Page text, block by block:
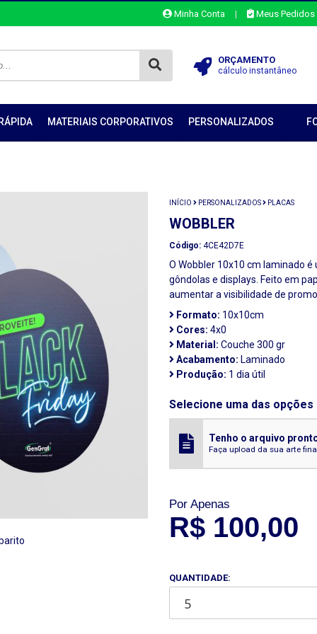
Minha Conta | Meus Pedidos
ORÇAMENTO
cálculo instantâneo
MATERIAIS CORPORATIVOS PERSONALIZADOS
INÍCIO PERSONALIZADOS PLACAS
WOBBLER
Código:4CE42D7E
O Wobbler 10x10 cm laminado
gôndolas e displays. Feito em
aumentar a visibilidade de
Formato: 10x10cm
Cores: 4x0
Material: Couche 300 gr
Acabamento: Laminado
Produção: 1 dia útil
Selecione uma das opções
Tenho o arquivo
Faça upload da sua arte
Por Apenas
R$ 100,00
QUANTIDADE: